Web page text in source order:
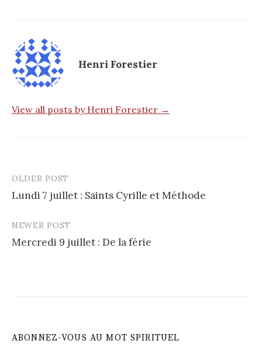
Henri Forestier
View all posts by Henri Forestier →
Post
navigation
OLDER POST
Lundi 7 juillet : Saints Cyrille et Méthode
NEWER POST
Mercredi 9 juillet : De la férie
ABONNEZ-VOUS AU MOT SPIRITUEL